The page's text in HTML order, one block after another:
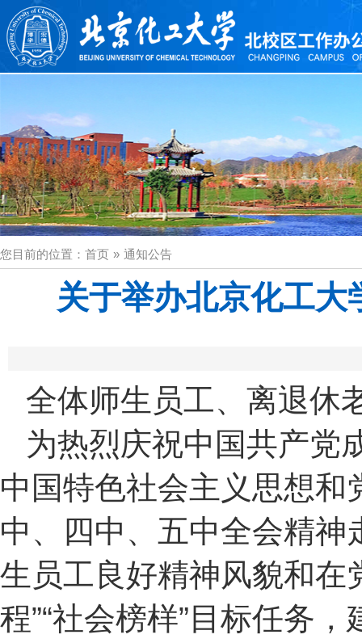
您目前的位置： 首页 » 通知公告
关于举办北京化工
全体师生员工、离退休
为热烈庆祝中国共产党
中国特色社会主义思想
中、四中、五中全会精
生员工良好精神风貌和在
程”“社会榜样”目标任务